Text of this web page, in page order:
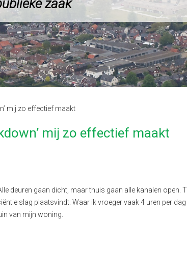
zaak
mij zo effectief maakt
mij zo effectief maakt
deuren gaan dicht, maar thuis gaan alle kanalen open.
slag plaatsvindt. Waar ik vroeger vaak 4 uren per
van mijn woning.